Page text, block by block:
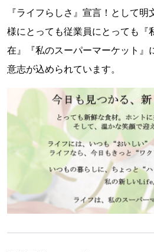
『ライフらしさ』宣言！として
様にとっても従業員にとっても『
在』『私のスーパーマーケット』
意志が込められています。